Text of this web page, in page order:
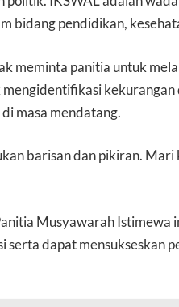
bidang pendidikan,
meminta panitia untuk
masa mendatang.
barisan dan pikiran.
Musyawarah Istimewa
serta dapat mensukseskan